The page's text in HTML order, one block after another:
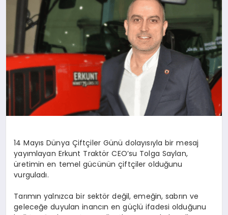
SIYASET
SPOR
YAŞAM
14 Mayıs Dünya Çiftçiler Günü dolayısıyla bir mesaj
yayımlayan Erkunt Traktör CEO’su Tolga Saylan,
üretimin en temel gücünün çiftçiler olduğunu
vurguladı.
Tarımın yalnızca bir sektör değil, emeğin, sabrın ve
geleceğe duyulan inancın en güçlü ifadesi olduğunu